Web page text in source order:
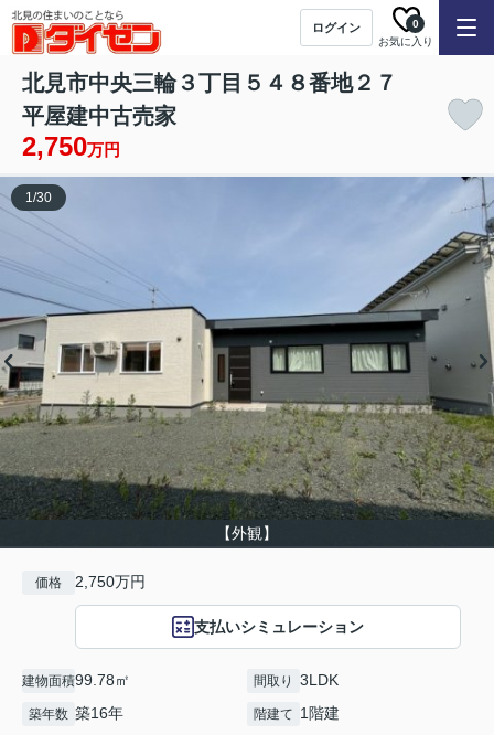
ログイン
お気に入り
0
北見市中央三輪３丁目５４８番地２７
平屋建中古売家
2,750万円
【外観】
1/30
価格 2,750万円
支払いシミュレーション
建物面積99.78㎡ 間取り 3LDK
築年数 築16年 階建て 1階建